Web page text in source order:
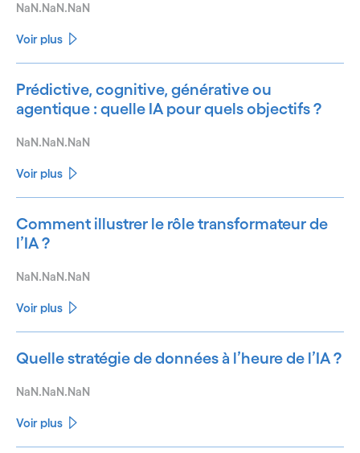
NaN.NaN.NaN
Voir plus
Prédictive, cognitive, générative ou
agentique : quelle IA pour quels objectifs ?
NaN.NaN.NaN
Voir plus
Comment illustrer le rôle transformateur de
l’IA ?
NaN.NaN.NaN
Voir plus
Quelle stratégie de données à l’heure de l’IA ?
NaN.NaN.NaN
Voir plus